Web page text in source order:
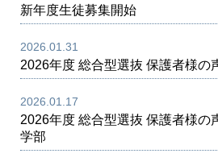
新年度生徒募集開始
2026.01.31
2026年度 総合型選抜 保護者様の
2026.01.17
2026年度 総合型選抜 保護者様の
学部